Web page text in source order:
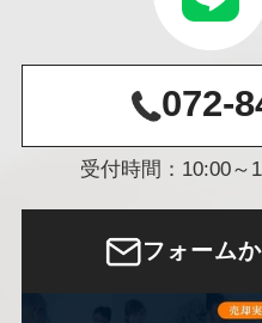
072-
受付時間：10:00～
フォーム